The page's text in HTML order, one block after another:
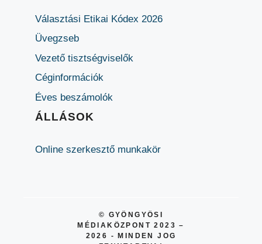
Választási Etikai Kódex 2026
Üvegzseb
Vezető tisztségviselők
Céginformációk
Éves beszámolók
ÁLLÁSOK
Online szerkesztő munkakör
© GYÖNGYÖSI
MÉDIAKÖZPONT 2023 –
2026 - MINDEN JOG